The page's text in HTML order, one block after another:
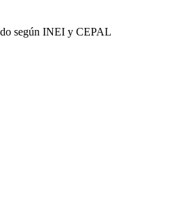
según INEI y CEPAL